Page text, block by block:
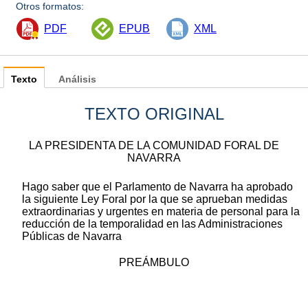
Otros formatos:
PDF EPUB XML
Texto
TEXTO ORIGINAL
LA PRESIDENTA DE LA COMUNIDAD FORAL DE
NAVARRA
Hago saber que el Parlamento de Navarra ha aprobado
la siguiente Ley Foral por la que se aprueban medidas
extraordinarias y urgentes en materia de personal para la
reducción de la temporalidad en las Administraciones
Públicas de Navarra
PREÁMBULO
Análisis